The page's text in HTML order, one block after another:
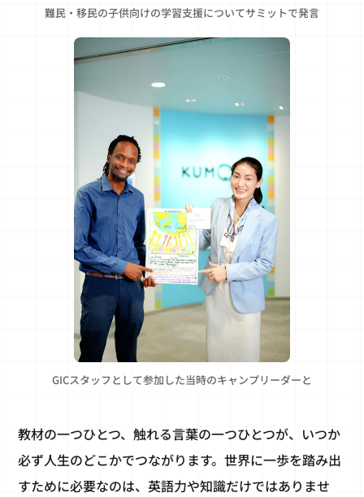
難民・移民の子供向けの学習支援についてサミットで発言
GICスタッフとして参加した当時のキャンプリーダーと
教材の一つひとつ、触れる言葉の一つひとつが、いつか
必ず人生のどこかでつながります。世界に一歩を踏み出
すために必要なのは、英語力や知識だけではありませ